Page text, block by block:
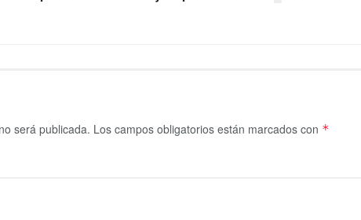
será publicada. Los campos obligatorios están marcados con *